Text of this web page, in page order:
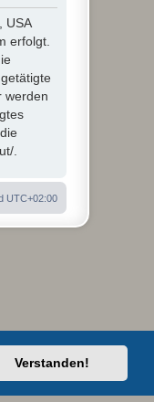
Verstanden!
USA
erfolgt.
werden
.
UTC+02:00